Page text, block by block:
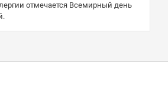
отмечается Всемирный день